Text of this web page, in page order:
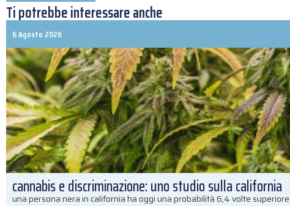
Ti potrebbe interessare anche
6 Agosto 2026
cannabis e discriminazione: uno studio sulla california
una persona nera in california ha oggi una probabilità 6,4 volte